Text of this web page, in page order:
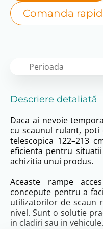
Comanda
Descriere detaliată
Perioada
Daca ai nevoie
cu scaunul rulant,
telescopica 122–213
eficienta pentru
achizitia unui produs.
Aceaste rampe
concepute pentru a
utilizatorilor de scaun
nivel. Sunt o solutie
in cladiri sau in vehicule.